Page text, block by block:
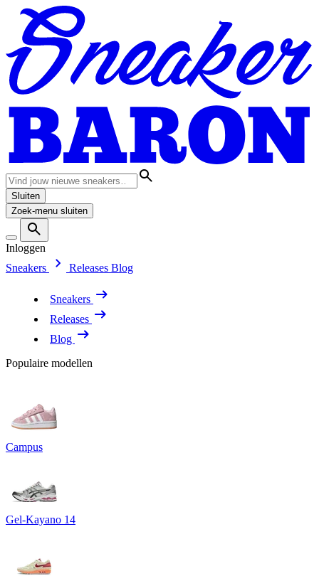
Sluiten
Zoek-menu sluiten
Inloggen
Sneakers
Releases Blog
Sneakers
Releases
Blog
Populaire modellen
Campus
Gel-Kayano 14